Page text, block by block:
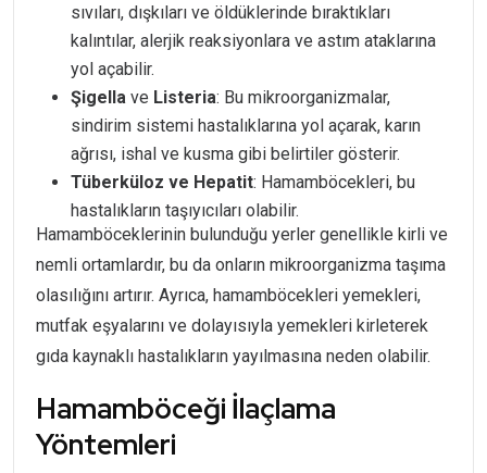
sıvıları, dışkıları ve öldüklerinde bıraktıkları
kalıntılar, alerjik reaksiyonlara ve astım ataklarına
yol açabilir.
Şigella ve Listeria: Bu mikroorganizmalar,
sindirim sistemi hastalıklarına yol açarak, karın
ağrısı, ishal ve kusma gibi belirtiler gösterir.
Tüberküloz ve Hepatit: Hamamböcekleri, bu
hastalıkların taşıyıcıları olabilir.
Hamamböceklerinin bulunduğu yerler genellikle kirli ve
nemli ortamlardır, bu da onların mikroorganizma taşıma
olasılığını artırır. Ayrıca, hamamböcekleri yemekleri,
mutfak eşyalarını ve dolayısıyla yemekleri kirleterek
gıda kaynaklı hastalıkların yayılmasına neden olabilir.
Hamamböceği İlaçlama
Yöntemleri